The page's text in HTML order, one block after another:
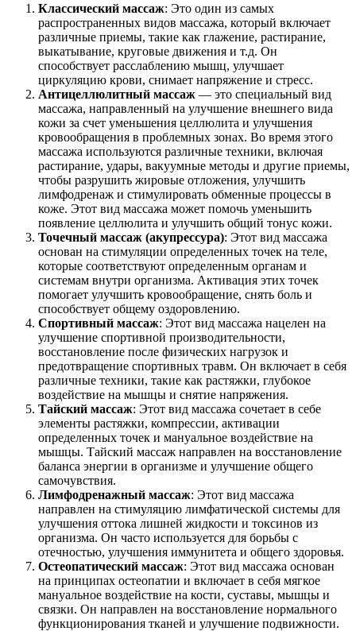
Классический массаж: Это один из самых
распространенных видов массажа, который включает
различные приемы, такие как глажение, растирание,
выкатывание, круговые движения и т.д. Он
способствует расслаблению мышц, улучшает
циркуляцию крови, снимает напряжение и стресс.
Антицеллюлитный массаж — это специальный вид
массажа, направленный на улучшение внешнего вида
кожи за счет уменьшения целлюлита и улучшения
кровообращения в проблемных зонах. Во время этого
массажа используются различные техники, включая
растирание, удары, вакуумные методы и другие приемы,
чтобы разрушить жировые отложения, улучшить
лимфодренаж и стимулировать обменные процессы в
коже. Этот вид массажа может помочь уменьшить
появление целлюлита и улучшить общий тонус кожи.
Точечный массаж (акупрессура): Этот вид массажа
основан на стимуляции определенных точек на теле,
которые соответствуют определенным органам и
системам внутри организма. Активация этих точек
помогает улучшить кровообращение, снять боль и
способствует общему оздоровлению.
Спортивный массаж: Этот вид массажа нацелен на
улучшение спортивной производительности,
восстановление после физических нагрузок и
предотвращение спортивных травм. Он включает в себя
различные техники, такие как растяжки, глубокое
воздействие на мышцы и снятие напряжения.
Тайский массаж: Этот вид массажа сочетает в себе
элементы растяжки, компрессии, активации
определенных точек и мануальное воздействие на
мышцы. Тайский массаж направлен на восстановление
баланса энергии в организме и улучшение общего
самочувствия.
Лимфодренажный массаж: Этот вид массажа
направлен на стимуляцию лимфатической системы для
улучшения оттока лишней жидкости и токсинов из
организма. Он часто используется для борьбы с
отечностью, улучшения иммунитета и общего здоровья.
Остеопатический массаж: Этот вид массажа основан
на принципах остеопатии и включает в себя мягкое
мануальное воздействие на кости, суставы, мышцы и
связки. Он направлен на восстановление нормального
функционирования тканей и улучшение подвижности.